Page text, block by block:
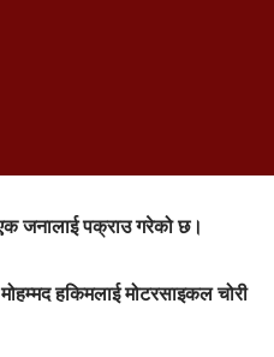
जनालाई पक्राउ गरेको छ।
हकिमलाई मोटरसाइकल चोरी